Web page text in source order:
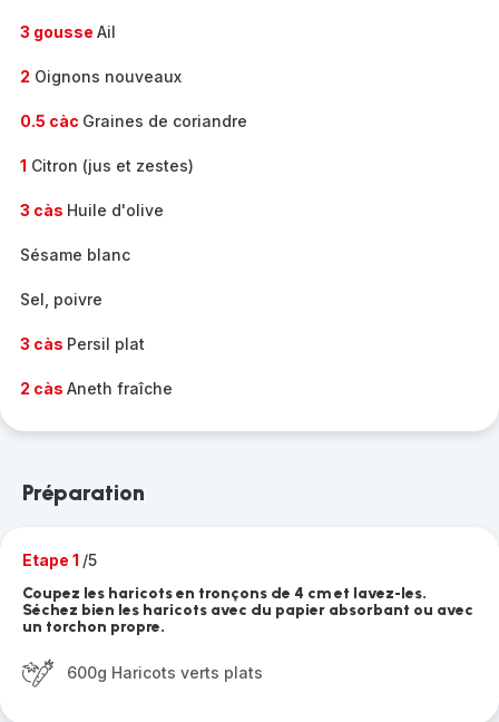
3 gousse Ail
2 Oignons nouveaux
0.5 càc Graines de coriandre
1 Citron (jus et zestes)
3 càs Huile d'olive
Sésame blanc
Sel, poivre
3 càs Persil plat
2 càs Aneth fraîche
Préparation
Etape 1 /5
Coupez les haricots en tronçons de 4 cm et lavez-les.
Séchez bien les haricots avec du papier absorbant ou avec
un torchon propre.
600g Haricots verts plats